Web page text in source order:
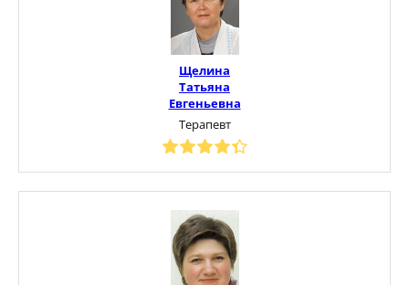
Щелина
Татьяна
Евгеньевна
Терапевт